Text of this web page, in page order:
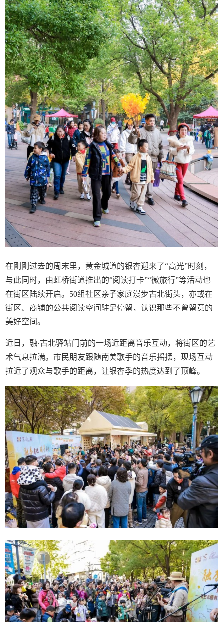
在刚刚过去的周末里，黄金城道的银杏迎来了“高光”时刻，
与此同时，由虹桥街道推出的“阅读打卡”“微旅行”等活动也
在街区陆续开启。50组社区亲子家庭漫步古北街头，亦或在
街区、商铺的公共阅读空间驻足停留，认识那些不曾留意的
美好空间。
近日，融·古北驿站门前的一场近距离音乐互动，将街区的艺
术气息拉满。市民朋友跟随南美歌手的音乐摇摆，现场互动
拉近了观众与歌手的距离，让银杏季的热度达到了顶峰。